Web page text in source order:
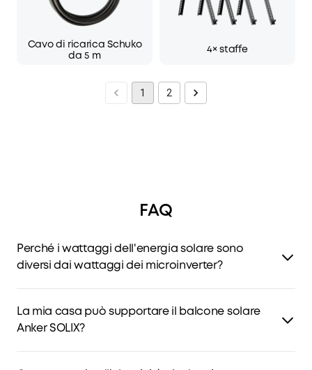
Cavo di ricarica Schuko
da 5 m
4× staffe
1 2
FAQ
Perché i wattaggi dell'energia solare sono
diversi dai wattaggi dei microinverter?
meteorologiche, i pannelli solari non sono in grado di
generare energia alla massima capacità. Inoltre, si
immessa nella rete tramite il microinverter.
La mia casa può supportare il balcone solare
Anker SOLIX?